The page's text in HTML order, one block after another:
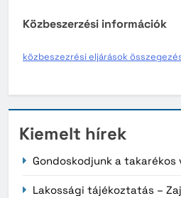
Közbeszerzési információk
közbeszezrési eljárások
Kiemelt hírek
Gondoskodjunk a takarékos
Lakossági tájékoztatás –